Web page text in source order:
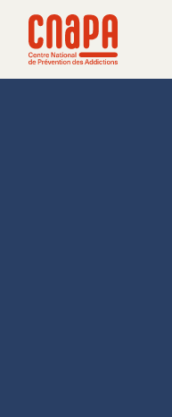
Direkt zum Inhalt springen
cnapa
Cookie-Einstellungen